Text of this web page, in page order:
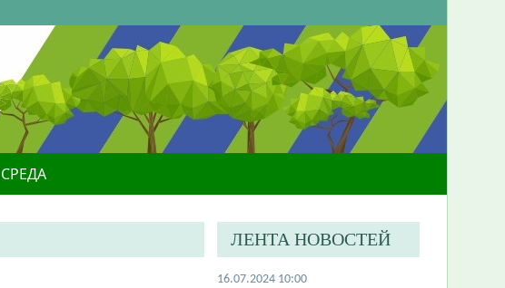
ЛЕНТА НОВОСТЕЙ
16.07.2024 10:00